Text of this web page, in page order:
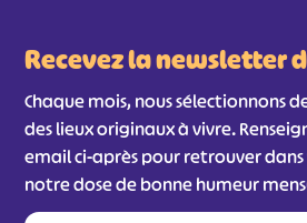
Recevez la newsletter
Chaque mois, nous sélectionnons
des lieux originaux à vivre.
email ci-après pour retrouver
notre dose de bonne humeur